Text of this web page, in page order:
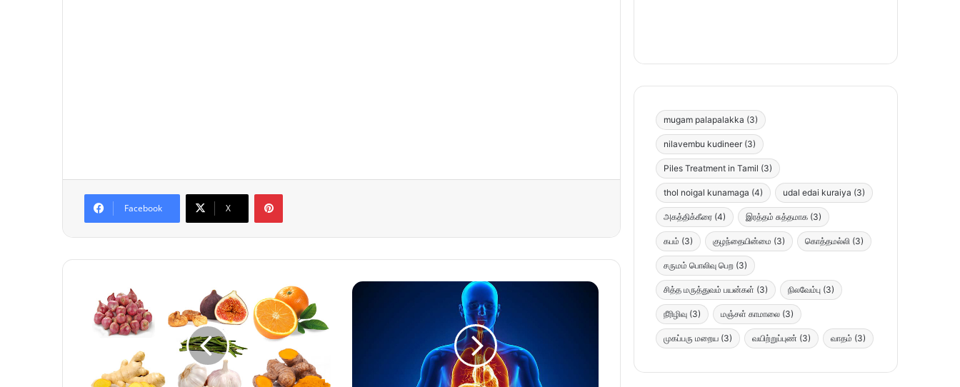
Facebook X
mugam palapalakka (3)
nilavembu kudineer (3)
Piles Treatment in Tamil (3)
thol noigal kunamaga (4) udal edai kuraiya (3)
அகத்திக்கீரை (4) இரத்தம் சுத்தமாக (3)
கபம் (3) குழந்தையின்மை (3) கொத்தமல்லி (3)
சருமம் பொலிவு பெற (3)
சித்த மருத்துவம் பயன்கள் (3) நிலவேம்பு (3)
நீரிழிவு (3) மஞ்சள் காமாலை (3)
முகப்பரு மறைய (3) வயிற்றுப்புண் (3) வாதம் (3)